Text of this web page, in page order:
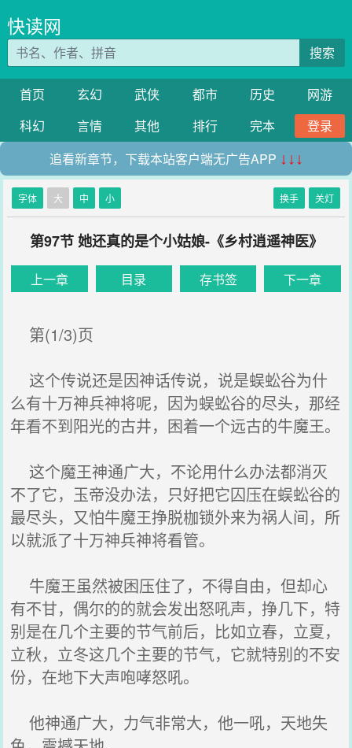
快读网
搜索
首页 玄幻 武侠 都市 历史
网游
科幻
言情 其他 排行 完本
登录
追看新章节，下载本站客户端无广告APP ↓↓↓
字体 大 中 小 换手 关灯
第97节 她还真的是个小姑娘-《乡村逍遥神医》
上一章 目录 存书签 下一章
第(1/3)页
这个传说还是因神话传说，说是蜈蚣谷为什
么有十万神兵神将呢，因为蜈蚣谷的尽头，那经
年看不到阳光的古井，困着一个远古的牛魔王。
这个魔王神通广大，不论用什么办法都消灭
不了它，玉帝没办法，只好把它囚压在蜈蚣谷的
最尽头，又怕牛魔王挣脱枷锁外来为祸人间，所
以就派了十万神兵神将看管。
牛魔王虽然被困压住了，不得自由，但却心
有不甘，偶尔的的就会发出怒吼声，挣几下，特
别是在几个主要的节气前后，比如立春，立夏，
立秋，立冬这几个主要的节气，它就特别的不安
份，在地下大声咆哮怒吼。
他神通广大，力气非常大，他一吼，天地失